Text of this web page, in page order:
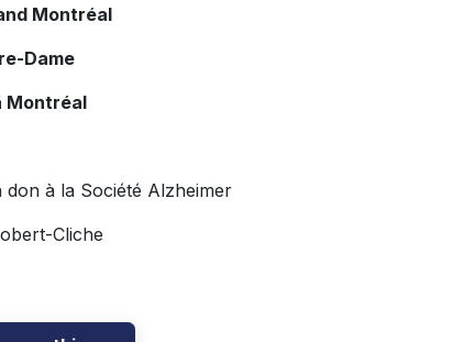
Montréal
Dame
Montréal
à la Société Alzheimer
Cliche